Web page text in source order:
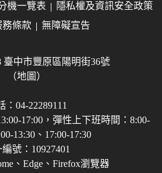
機一覽表
隱私權及資訊安全政策
務條款
無障礙宣告
臺中市豐原區陽明街36號
（地圖）
：04-22289111
17:00，彈性上下班時間：8:00-
13:30、17:00-17:30
號：10927401
、Edge、Firefox瀏覽器